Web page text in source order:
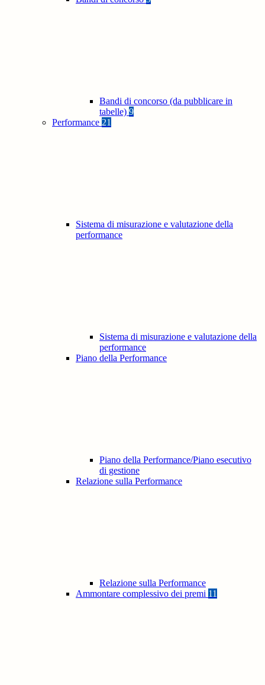
Bandi di concorso (da pubblicare in
tabelle) 9
Performance 21
Sistema di misurazione e valutazione della
performance
Sistema di misurazione e valutazione della
performance
Piano della Performance
Piano della Performance/Piano esecutivo
di gestione
Relazione sulla Performance
Relazione sulla Performance
Ammontare complessivo dei premi 11